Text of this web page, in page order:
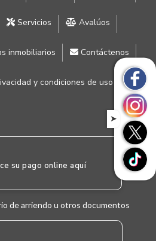
Servicios Avalúos
inmobiliarios Contáctenos
y condiciones de uso
su pago online aquí
de arriendo u otros documentos
➤